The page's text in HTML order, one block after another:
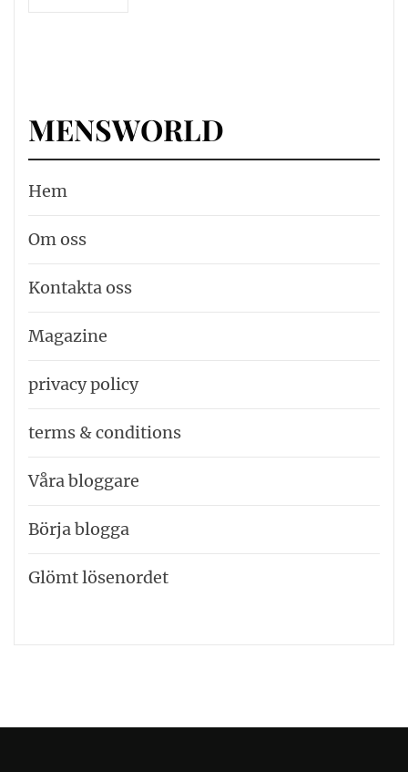
MENSWORLD
Hem
Om oss
Kontakta oss
Magazine
privacy policy
terms & conditions
Våra bloggare
Börja blogga
Glömt lösenordet